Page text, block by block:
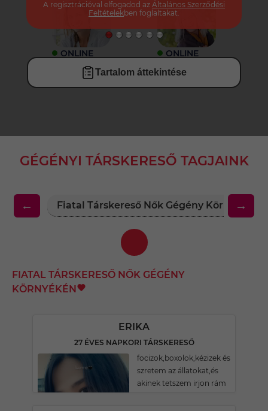
ONLINE ONLINE
Tartalom áttekintése
GÉGÉNYI TÁRSKERESŐ TAGJAINK
← Fiatal Társkereső Nők Gégény Környékén
→
FIATAL TÁRSKERESŐ NŐK GÉGÉNY
KÖRNYÉKÉN
ERIKA
27 ÉVES NAPKORI TÁRSKERESŐ
focizok,boxolok,kézizek és
szretem az állatokat,és
akinek tetszem irjon rám
A regisztrációval elfogadod az Általános Szerződési
Feltételekben foglaltakat.